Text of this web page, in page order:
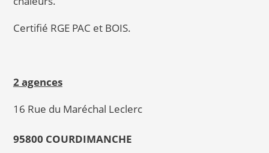
Certifié RGE PAC et BOIS.
2 agences
16 Rue du Maréchal Leclerc
95800 COURDIMANCHE